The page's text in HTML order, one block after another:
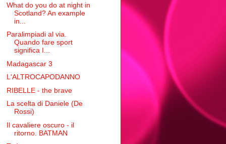
What do you do at night in
Scotland? An example
in...
Paralimpiadi al via.
Quando fare sport
significa I...
Madagascar 3
L'ALTROCAPODANNO
RIBELLE - the brave
La scelta di Daniele (De
Rossi)
Il cavaliere oscuro - il
ritorno. BATMAN